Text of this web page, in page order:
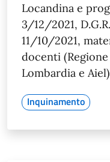
Locandina e
3/12/2021,
11/10/2021,
docenti
Lombardia e
Inquinamento